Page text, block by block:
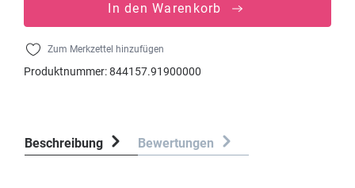
In den Warenkorb
Zum Merkzettel hinzufügen
Produktnummer:844157.91900000
Beschreibung Bewertungen